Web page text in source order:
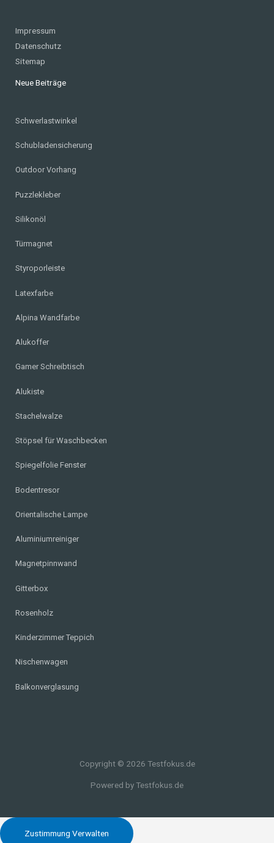
Impressum
Datenschutz
Sitemap
Neue Beiträge
Schwerlastwinkel
Schubladensicherung
Outdoor Vorhang
Puzzlekleber
Silikonöl
Türmagnet
Styroporleiste
Latexfarbe
Alpina Wandfarbe
Alukoffer
Gamer Schreibtisch
Alukiste
Stachelwalze
Stöpsel für Waschbecken
Spiegelfolie Fenster
Bodentresor
Orientalische Lampe
Aluminiumreiniger
Magnetpinnwand
Gitterbox
Rosenholz
Kinderzimmer Teppich
Nischenwagen
Balkonverglasung
Copyright © 2026 Testfokus.de
Powered by Testfokus.de
Zustimmung Verwalten